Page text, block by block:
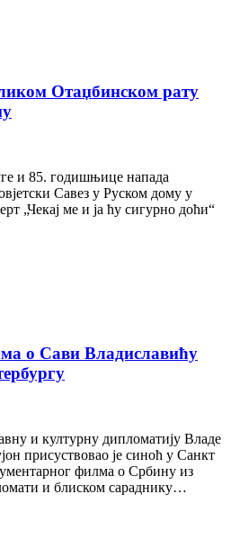
Отаџбинском рату
и 85. годишњице напада
Савез у Руском дому у
„Чекај ме и ја ћу сигурно доћи“
о Сави Владиславићу
и културну дипломатију Владе
присуствовао је синоћ у Санкт
филма о Србину из
и блиском сараднику…